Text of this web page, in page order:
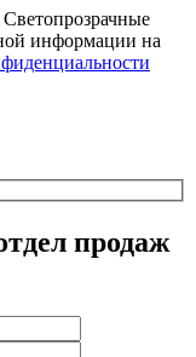
информации на
продаж